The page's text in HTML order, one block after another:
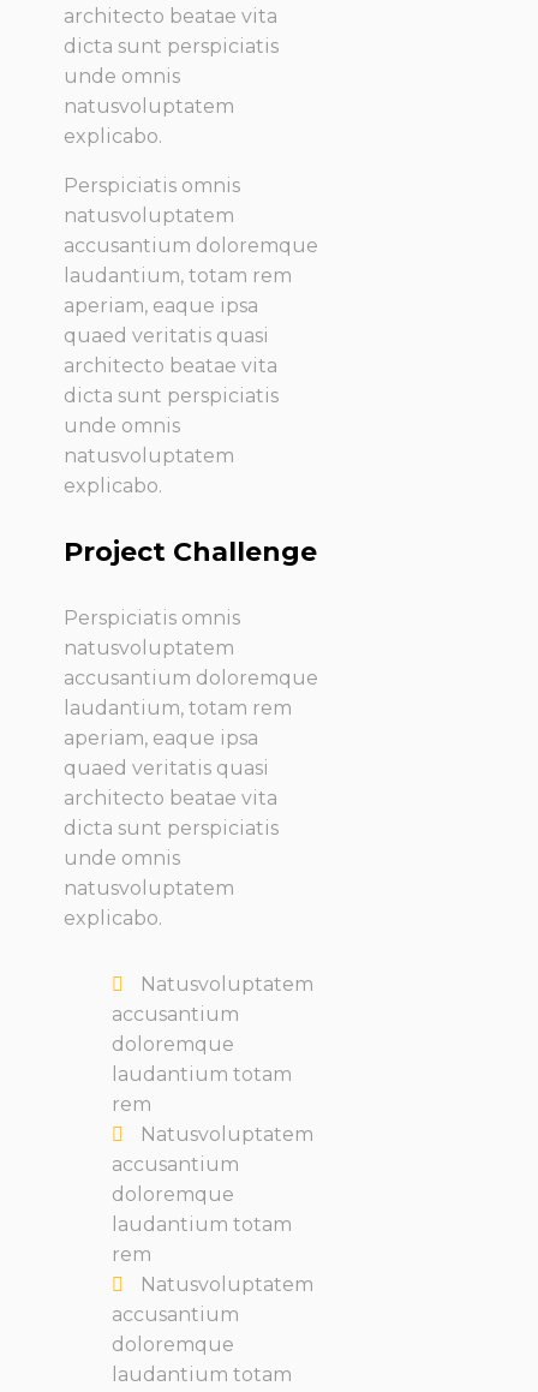
architecto beatae vita
dicta sunt perspiciatis
unde omnis
natusvoluptatem
explicabo.
Perspiciatis omnis
natusvoluptatem
accusantium doloremque
laudantium, totam rem
aperiam, eaque ipsa
quaed veritatis quasi
architecto beatae vita
dicta sunt perspiciatis
unde omnis
natusvoluptatem
explicabo.
Project Challenge
Perspiciatis omnis
natusvoluptatem
accusantium doloremque
laudantium, totam rem
aperiam, eaque ipsa
quaed veritatis quasi
architecto beatae vita
dicta sunt perspiciatis
unde omnis
natusvoluptatem
explicabo.
Natusvoluptatem
accusantium
doloremque
laudantium totam
rem
Natusvoluptatem
accusantium
doloremque
laudantium totam
rem
Natusvoluptatem
accusantium
doloremque
laudantium totam